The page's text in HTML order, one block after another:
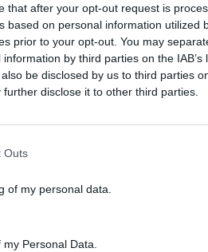
that after your opt-out request is
based on personal information utilized
prior to your opt-out. You may
by third parties on the IAB’s
be disclosed by us to third parties
further disclose it to other third parties.
Outs
of my personal data.
Personal Data.
τιμολογίου για τους τρεις
του 80% της οικιακής
ανέρχεται σε 140,3 €/MWh ή
μήνα.
από πλευράς επάρκειας
τιμών, εκτός εάν υπάρξουν